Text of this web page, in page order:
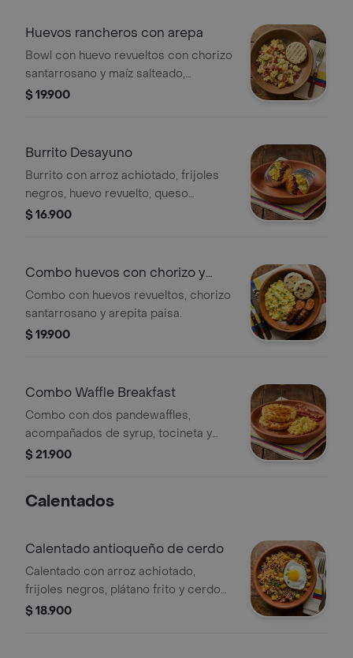
Huevos rancheros con arepa
Bowl con huevo revueltos con chorizo
santarrosano y maíz salteado,
acompañados de arepita paisa.
$ 19.900
Burrito Desayuno
Burrito con arroz achiotado, frijoles
negros, huevo revuelto, queso
mozzarella, guacamole, pico de gallo,
$ 16.900
Combo huevos con chorizo y
arepa
Combo con huevos revueltos, chorizo
santarrosano y arepita paisa.
$ 19.900
Combo Waffle Breakfast
Combo con dos pandewaffles,
acompañados de syrup, tocineta y
huevos revueltos.
$ 21.900
Calentados
Calentado antioqueño de cerdo
Calentado con arroz achiotado,
frijoles negros, plátano frito y cerdo
desmechado en salsa BBQ,
$ 18.900